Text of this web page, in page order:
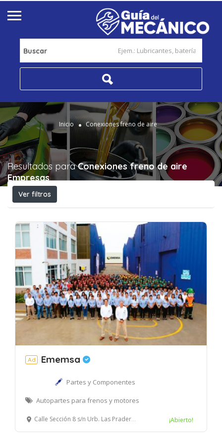
Buscar
Inicio Conexiones freno de aire
Resultados paraConexiones freno de aire
Empresas
Ver filtros
Ad Ememsa
Partes y Componentes
Autopartes para frenos y motores
Calle Sección 8 s/n Urb. Las Praderas de Lurín, Lurín, Lima – Perú. ¡Abierto!